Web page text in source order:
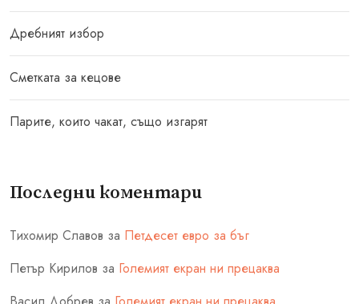
Дребният избор
Сметката за кецове
Парите, които чакат, също изгарят
Последни коментари
Тихомир Славов за Петдесет евро за бъг
Петър Кирилов за Големият екран ни прецаква